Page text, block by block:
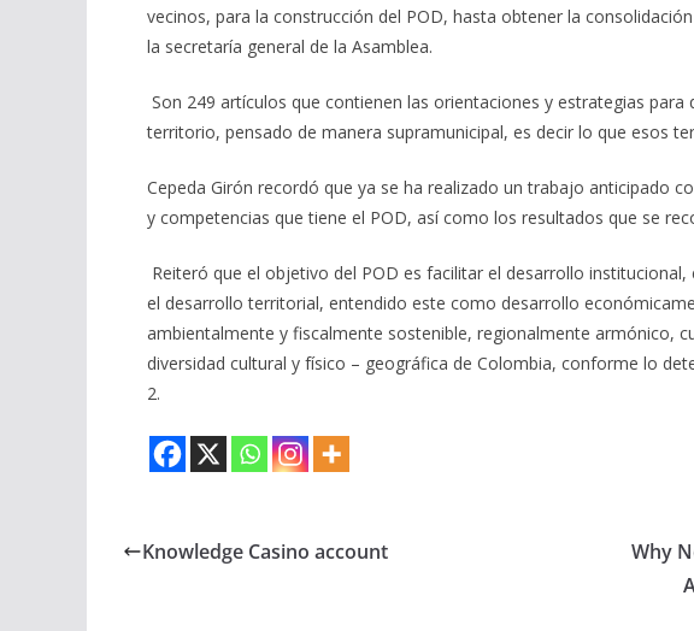
vecinos, para la construcción del POD, hasta obtener la
la secretaría general de la Asamblea.
Son 249 artículos que contienen las orientaciones y estrategias para
territorio, pensado de manera supramunicipal, es decir lo que esos
Cepeda Girón recordó que ya se ha realizado un trabajo anticipado
y competencias que tiene el POD, así como los resultados que se
Reiteró que el objetivo del POD es facilitar el desarrollo
el desarrollo territorial, entendido este como desarrollo
ambientalmente y fiscalmente sostenible, regionalmente armónico,
diversidad cultural y físico – geográfica de Colombia, conforme lo
2.
Knowledge Casino account
Why